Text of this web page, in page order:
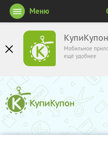
КупиКупон
Мобильное
ещё удобнее
Меню